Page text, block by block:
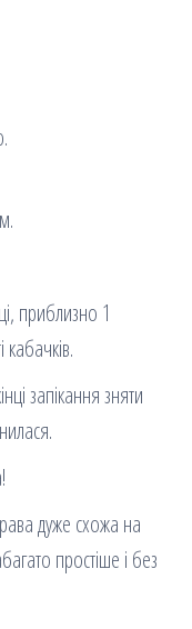
приблизно 1
запікання зняти
дуже схожа на
простіше і без